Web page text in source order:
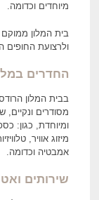
מיוחדים וכדומה.
בית המלון
ולרצועת
החדרים
מסודרים
ומיוחדת, כגון:
אמבטיה וכדומה.
שירותים